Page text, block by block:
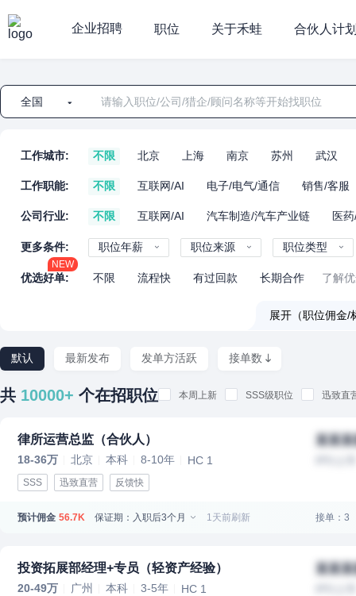
企业招聘 职位 关于禾蛙 合伙人计
全国
工作城市: 不限 北京 上海 南京 苏州 武汉
工作职能: 不限 互联网/AI 电子/电气/通信 销售/客服
公司行业: 不限 互联网/AI 汽车制造/汽车产业链 医
更多条件: 职位年薪 职位来源 职位类型
优选好单:
NEW
不限 流程快 有过回款 长期合作 了解
展开（职位佣
默认 最新发布 发单方活跃 接单数
共 10000+ 个在招职位 本周上新 SSS级职位 迅致直
律所运营总监（合伙人）
18-36万 北京 本科 8-10年 HC 1
SSS 迅致直营 反馈快
某某
预计佣金 56.7K 保证期：入职后3个月 1天前刷新 接单：3
投资拓展部经理+专员（轻资产经验）
20-49万 广州 本科 3-5年 HC 1
某某